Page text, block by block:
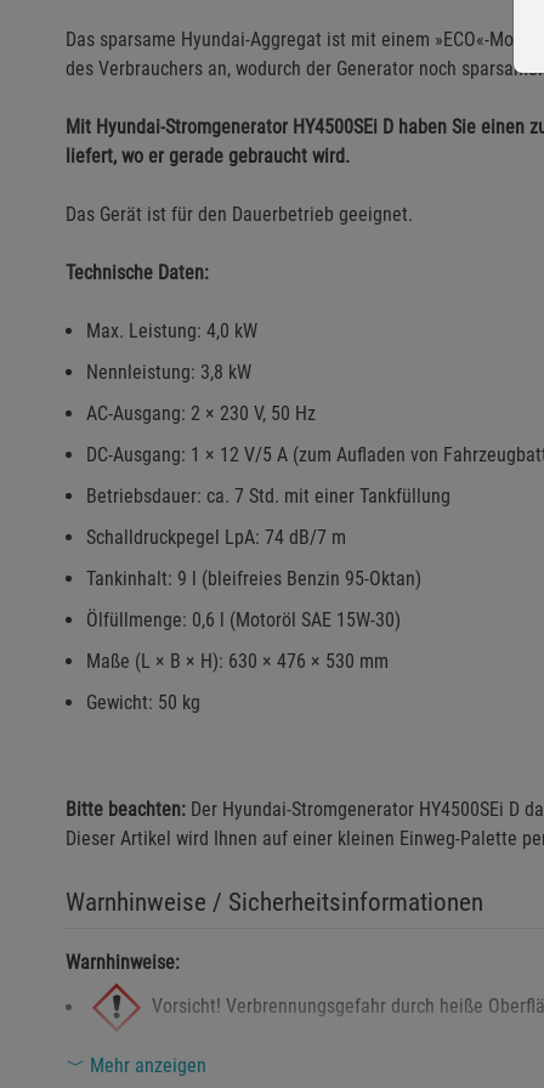
Das sparsame Hyundai-Aggregat ist mit einem »ECO«-
des Verbrauchers an, wodurch der Generator noch
Mit Hyundai-Stromgenerator HY4500SEi D haben Sie
liefert, wo er gerade gebraucht wird.
Das Gerät ist für den Dauerbetrieb geeignet.
Technische Daten:
Max. Leistung: 4,0 kW
Nennleistung: 3,8 kW
AC-Ausgang: 2 × 230 V, 50 Hz
DC-Ausgang: 1 × 12 V/5 A (zum Aufladen von
Betriebsdauer: ca. 7 Std. mit einer Tankfüllung
Schalldruckpegel LpA: 74 dB/7 m
Tankinhalt: 9 l (bleifreies Benzin 95-Oktan)
Ölfüllmenge: 0,6 l (Motoröl SAE 15W-30)
Maße (L × B × H): 630 × 476 × 530 mm
Gewicht: 50 kg
Bitte beachten: Der Hyundai-Stromgenerator HY4500SEi D
Dieser Artikel wird Ihnen auf einer kleinen Einweg-Palette
Warnhinweise / Sicherheitsinformationen
Warnhinweise:
Vorsicht! Verbrennungsgefahr durch heiße
Explosionsgefahr bei unsachgemäßem Umgang
Mehr anzeigen